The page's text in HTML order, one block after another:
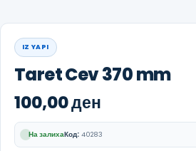
IZ YAPI
Taret Cev 370 mm
100,00ден
На залихаКод: 40283